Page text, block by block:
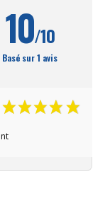
10/10
Basé sur 1 avis